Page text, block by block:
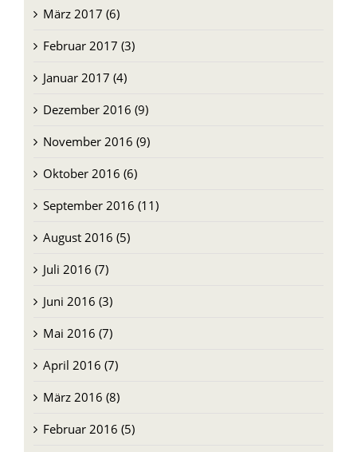
März 2017 (6)
Februar 2017 (3)
Januar 2017 (4)
Dezember 2016 (9)
November 2016 (9)
Oktober 2016 (6)
September 2016 (11)
August 2016 (5)
Juli 2016 (7)
Juni 2016 (3)
Mai 2016 (7)
April 2016 (7)
März 2016 (8)
Februar 2016 (5)